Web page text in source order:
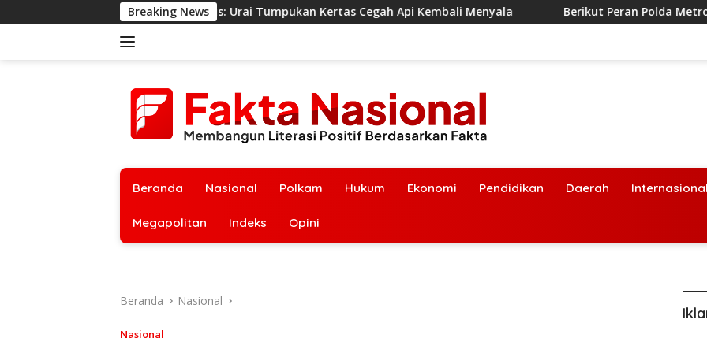
ke
Breaking News
Jakpus: Urai Tumpukan Kertas Cegah Api Kembali Menyala Berikut Peran Polda Metro Jaya dalam Penanganan
Beranda Nasional Polkam Hukum Ekonomi Pendidikan Daerah Internasional
Megapolitan Indeks Opini
Beranda Nasional
Nasional